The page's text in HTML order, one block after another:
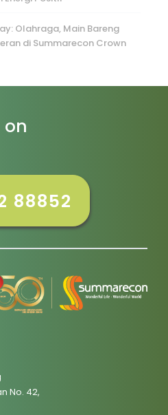
Olahraga, Main Bareng
di Summarecon Crown
88852
No. 42,